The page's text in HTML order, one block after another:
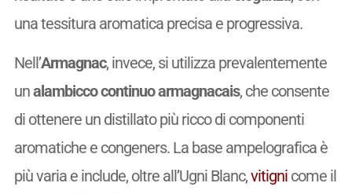
una tessitura aromatica precisa e progressiva.
Nell’Armagnac, invece, si utilizza prevalentemente
unalambicco continuo armagnacais, che consente
di ottenere un distillato più ricco di componenti
aromatiche e congeners. La base ampelografica è
più varia e include, oltre all’Ugni Blanc,vitignicome il